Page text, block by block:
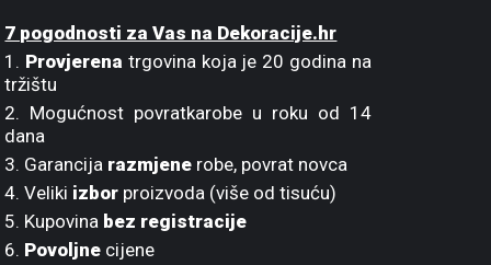
7 pogodnosti za Vas na Dekoracije.hr
1. Provjerena trgovina koja je 20 godina na
tržištu
2. Mogućnost povratkarobe u roku od 14
dana
3. Garancija razmjene robe, povrat novca
4. Veliki izbor proizvoda (više od tisuću)
5. Kupovina bez registracije
6. Povoljne cijene